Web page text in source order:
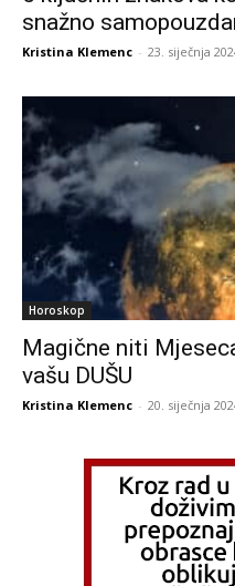
snažno
Kristina Klemenc - 23. siječnja
Horoskop
Magične niti
vašu DUŠU
Kristina Klemenc - 20. siječnja